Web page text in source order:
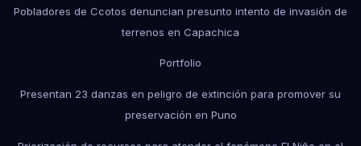
Pobladores de Ccotos denuncian presunto intento de invasión de
terrenos en Capachica
Portfolio
Presentan 23 danzas en peligro de extinción para promover su
preservación en Puno